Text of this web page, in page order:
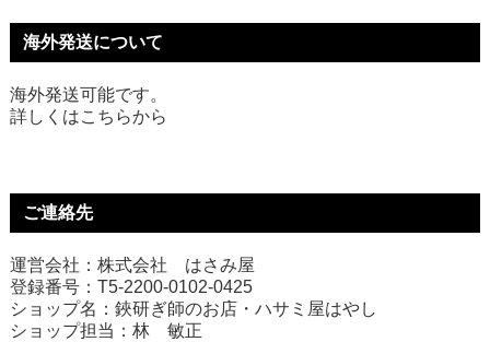
海外発送について
海外発送可能です。
詳しくはこちらから
ご連絡先
運営会社：株式会社 はさみ屋
登録番号：T5-2200-0102-0425
ショップ名：鋏研ぎ師のお店・ハサミ屋はやし
ショップ担当：林 敏正